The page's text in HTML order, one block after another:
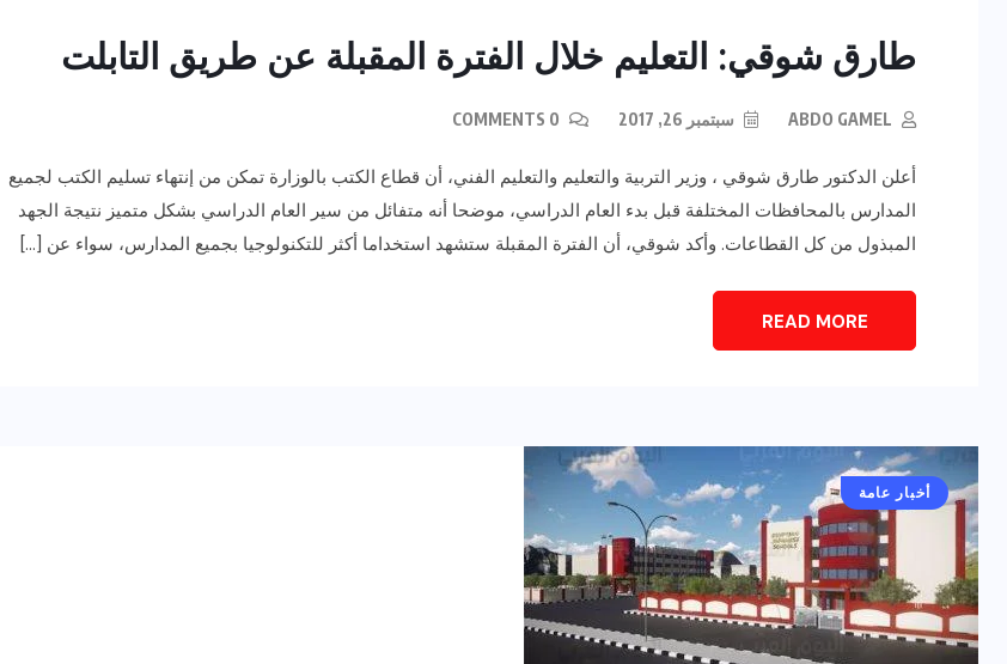
طارق شوقي: التعليم خلال الفترة المقبلة عن طريق التابلت
ABDO GAMEL سبتمبر 26, 2017
أعلن الدكتور طارق شوقي ، وزير التربية والتعليم والتعليم الفني، أن قطاع الكتب بالوزارة تمكن من إنتهاء تسليم الكتب لجميع
المدارس بالمحافظات المختلفة قبل بدء العام الدراسي، موضحا أنه متفائل من سير العام الدراسي بشكل متميز نتيجة الجهد
المبذول من كل القطاعات. وأكد شوقي، أن الفترة المقبلة ستشهد استخداما أكثر للتكنولوجيا بجميع المدارس، سواء عن […]
READ MORE
أخبار عامة